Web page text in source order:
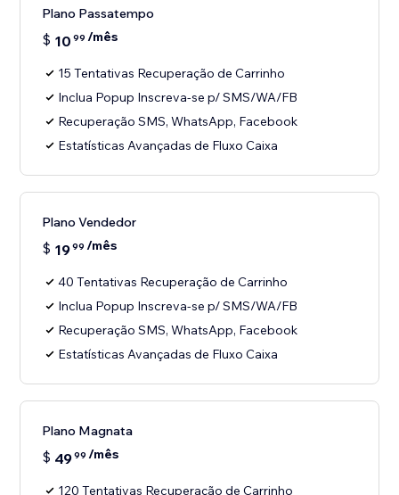
Plano Passatempo
$ 10 99 /mês
15 Tentativas Recuperação de Carrinho
Inclua Popup Inscreva-se p/ SMS/WA/FB
Recuperação SMS, WhatsApp, Facebook
Estatísticas Avançadas de Fluxo Caixa
Plano Vendedor
$ 1999 /mês
40 Tentativas Recuperação de Carrinho
Inclua Popup Inscreva-se p/ SMS/WA/FB
Recuperação SMS, WhatsApp, Facebook
Estatísticas Avançadas de Fluxo Caixa
Plano Magnata
$ 4999 /mês
120 Tentativas Recuperação de Carrinho